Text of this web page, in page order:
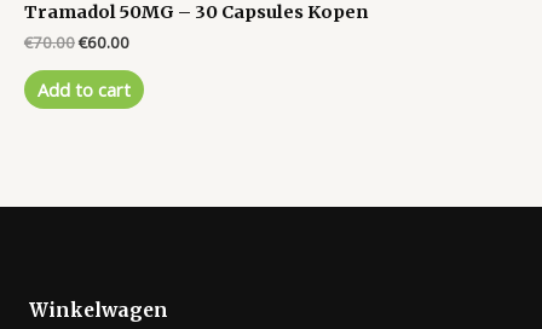
Tramadol 50MG – 30 Capsules Kopen
€70.00Original
was:
€70.00.
€60.00Current
is:
€60.00.
Add to cart
Winkelwagen